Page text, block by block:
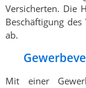
Versicherten. Die
Beschäftigung
ab.
Mit einer